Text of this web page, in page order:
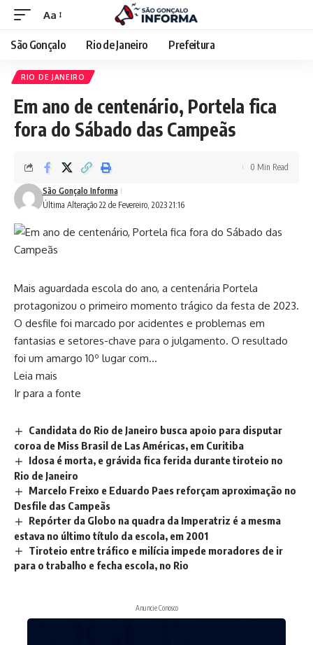
Aa
São Gonçalo Rio de Janeiro Prefeitura
RIO DE JANEIRO
Em ano de centenário, Portela fica
fora do Sábado das Campeãs
Última Alteração 22 de Fevereiro, 2023 21:16
São Gonçalo Informa
0 Min Read
Mais aguardada escola do ano, a centenária Portela
protagonizou o primeiro momento trágico da festa de 2023.
O desfile foi marcado por acidentes e problemas em
fantasias e setores-chave para o julgamento. O resultado
foi um amargo 10º lugar com…
Leia mais
Ir para a fonte
Candidata do Rio de Janeiro busca apoio para disputar
coroa de Miss Brasil de Las Américas, em Curitiba
Idosa é morta, e grávida fica ferida durante tiroteio no
Rio de Janeiro
Marcelo Freixo e Eduardo Paes reforçam aproximação no
Desfile das Campeãs
Repórter da Globo na quadra da Imperatriz é a mesma
estava no último título da escola, em 2001
Tiroteio entre tráfico e milícia impede moradores de ir
para o trabalho e fecha escola, no Rio
Anuncie Conosco